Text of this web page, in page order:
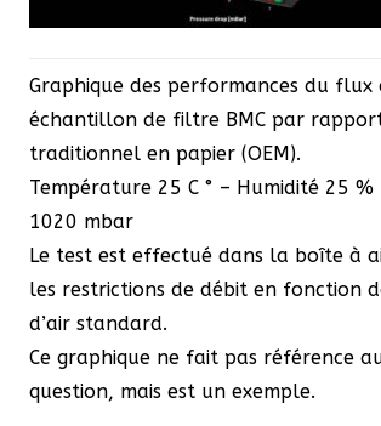
Graphique des performances du flux
échantillon de filtre BMC par
traditionnel en papier (OEM).
Température 25 C ° – Humidité 25 %
1020 mbar
Le test est effectué dans la boîte à
les restrictions de débit en fonction
d’air standard.
Ce graphique ne fait pas référence
question, mais est un exemple.